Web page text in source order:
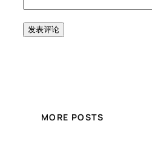
MORE POSTS